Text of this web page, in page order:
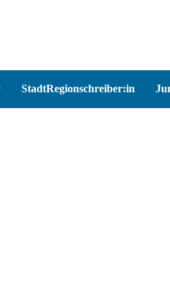
StadtRegionschreiber:in